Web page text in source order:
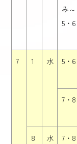
み～
5・6
7 1 水 5・6
7・8
8 水 7・8